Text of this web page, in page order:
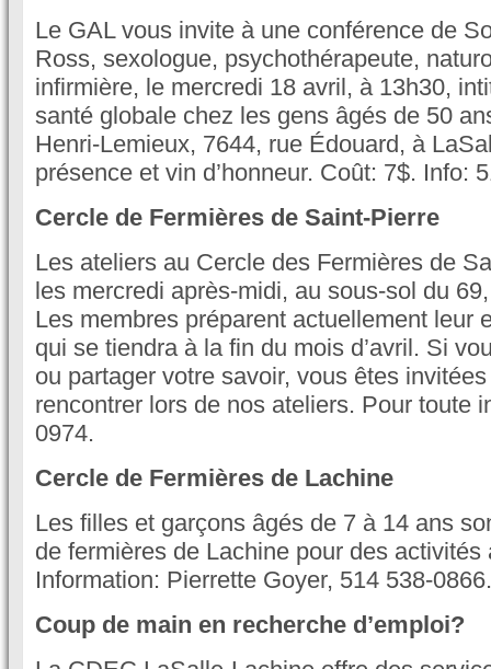
Le GAL vous invite à une conférence de
Ross, sexologue, psychothérapeute,
infirmière, le mercredi 18 avril, à 13h30,
santé globale chez les gens âgés de 50
Henri-Lemieux, 7644, rue Édouard, à
présence et vin d’honneur. Coût: 7$. Info:
Cercle de Fermières de Saint-Pierre
Les ateliers au Cercle des Fermières de
les mercredi après-midi, au sous-sol du
Les membres préparent actuellement leur
qui se tiendra à la fin du mois d’avril. Si
ou partager votre savoir, vous êtes
rencontrer lors de nos ateliers. Pour toute
0974.
Cercle de Fermières de Lachine
Les filles et garçons âgés de 7 à 14 ans
de fermières de Lachine pour des activités
Information: Pierrette Goyer, 514 538-0866.
Coup de main en recherche d’emploi?